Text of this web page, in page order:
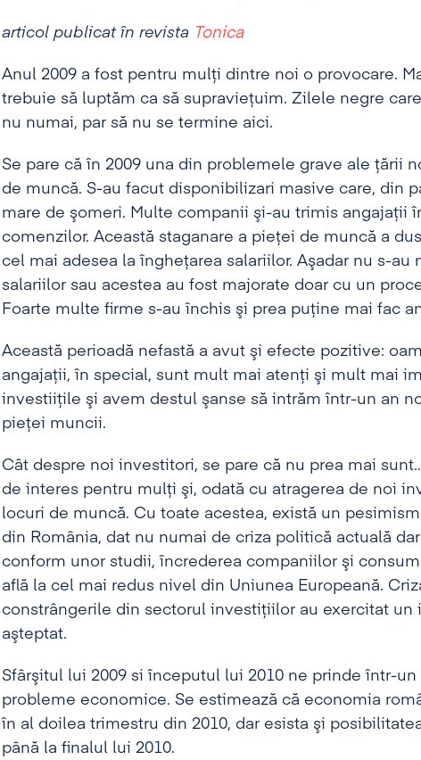
articol publicat în revista Tonica
Anul 2009 a fost pentru mulţi dintre noi o provocare.
trebuie să luptăm ca să supravieţuim. Zilele negre
nu numai, par să nu se termine aici.
Se pare că în 2009 una din problemele grave ale ţării
de muncă. S-au facut disponibilizari masive care, din
mare de şomeri. Multe companii şi-au trimis angajaţii
comenzilor. Această staganare a pieţei de muncă a
cel mai adesea la îngheţarea salariilor. Aşadar nu s-au
salariilor sau acestea au fost majorate doar cu un
Foarte multe firme s-au închis şi prea puţine mai fac
Această perioadă nefastă a avut şi efecte pozitive:
angajaţii, în special, sunt mult mai atenţi şi mult mai
investiiţile şi avem destul şanse să intrăm într-un an
pieţei muncii.
Cât despre noi investitori, se pare că nu prea mai
de interes pentru mulţi şi, odată cu atragerea de noi
locuri de muncă. Cu toate acestea, există un
din România, dat nu numai de criza politică actuală
conform unor studii, încrederea companiilor şi
află la cel mai redus nivel din Uniunea Europeană.
constrângerile din sectorul investiţiilor au exercitat un
aşteptat.
Sfârşitul lui 2009 si începutul lui 2010 ne prinde într-
probleme economice. Se estimează că economia
în al doilea trimestru din 2010, dar esista şi
până la finalul lui 2010.